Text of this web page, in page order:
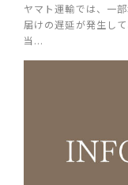
ヤマト運輸では、一
届けの遅延が発生し
当...